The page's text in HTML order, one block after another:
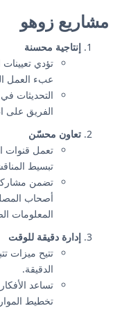
مشاريع زوهو
إنتاجية محسنة
تؤدي تعيينات
عبء العمل
التحديثات
الفريق على
تعاون محسّن
تعمل قنوات
تبسيط
تضمن
أصحاب
المعلومات
إدارة دقيقة للوقت
تتيح ميزات
الدقيقة.
تساعد
تخطيط